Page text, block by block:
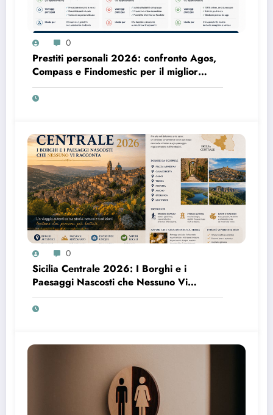
0
Prestiti personali 2026: confronto Agos,
Compass e Findomestic per il miglior
finanziamento online
0
Sicilia Centrale 2026: I Borghi e i
Paesaggi Nascosti che Nessuno Vi
Racconta